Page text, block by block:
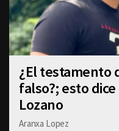
¿El testamento
falso?; esto
Lozano
Aranxa Lopez